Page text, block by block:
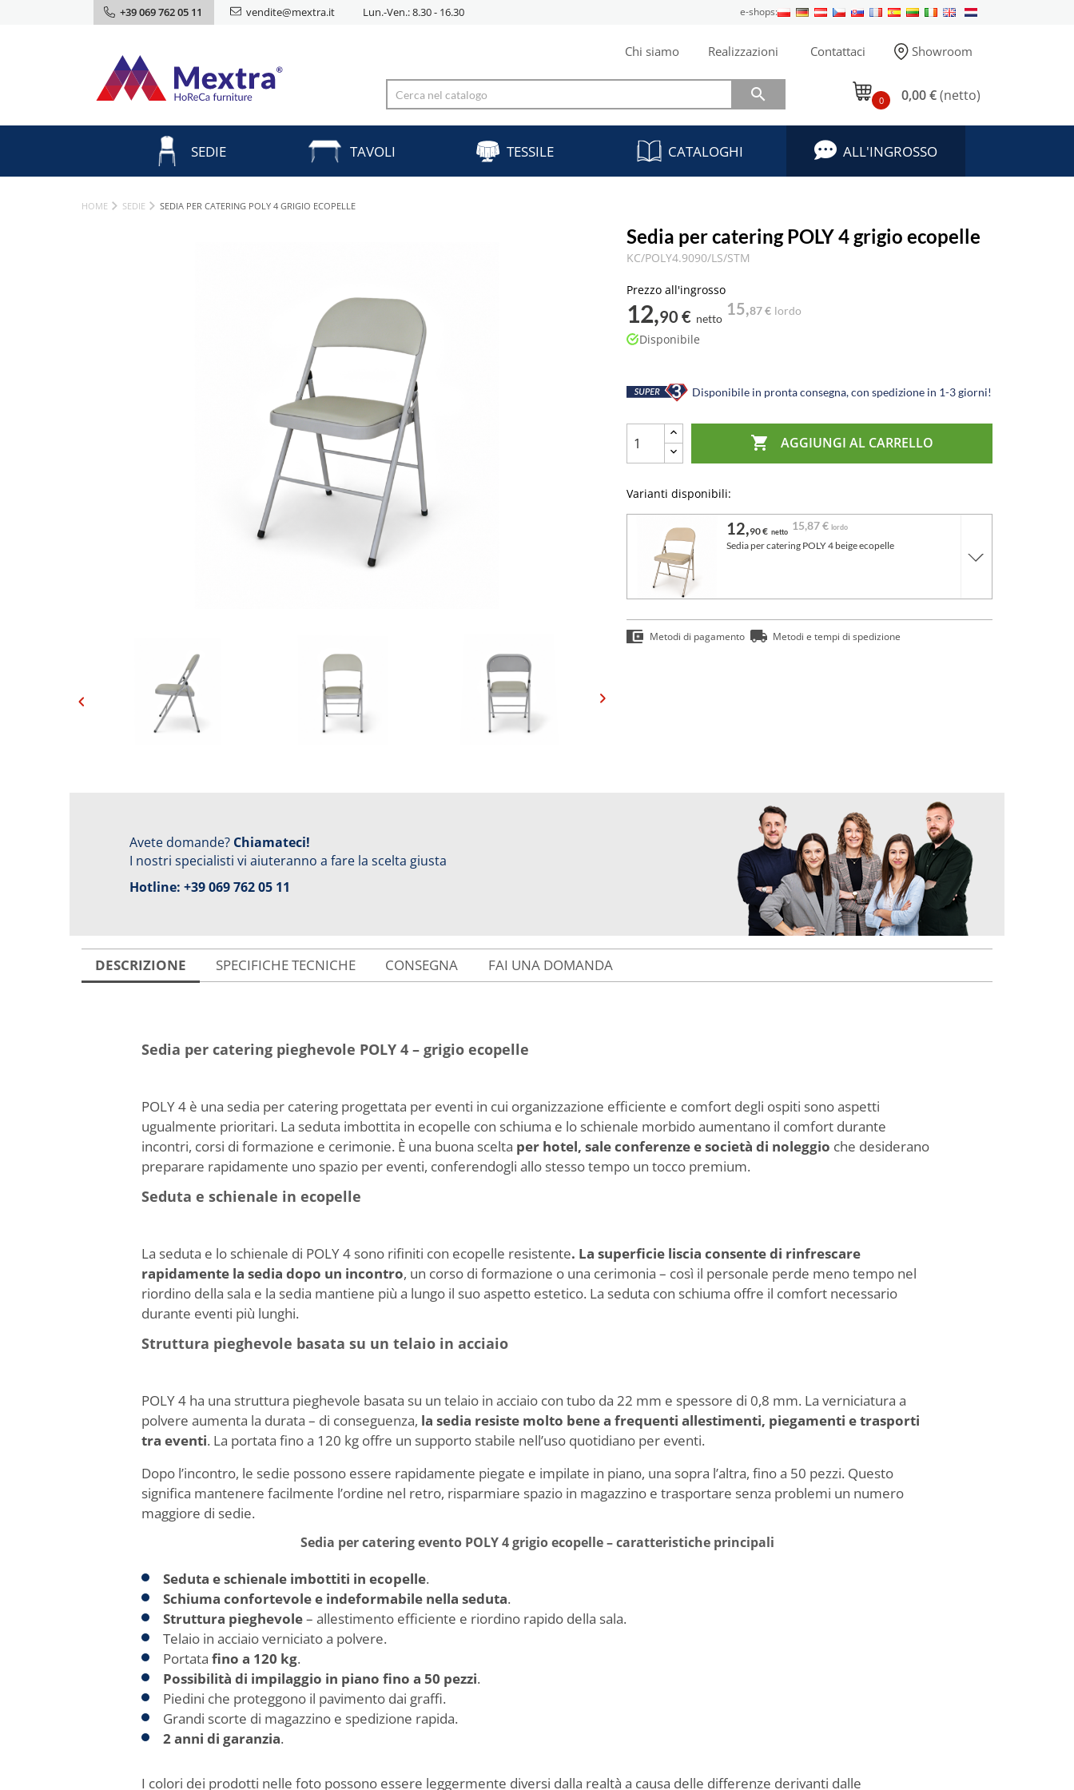
+39 069 762 05 11 vendite@mextra.it Lun.-Ven.: 8.30 - 16.30 e-shops:
Chi siamo Realizzazioni Contattaci Showroom
 0 0,00 €(netto)
SEDIE TAVOLI TESSILE CATALOGHI ALL'INGROSSO
HOME SEDIE SEDIA PER CATERING POLY 4 GRIGIO ECOPELLE
Sedia per catering POLY 4 grigio ecopelle
KC/POLY4.9090/LS/STM
Prezzo all'ingrosso
12,90 € netto
15,87 € lordo
Disponibile
Disponibile in pronta consegna, con spedizione in 1-3 giorni!
 AGGIUNGI AL CARRELLO
Varianti disponibili:
12,90 € netto 15,87 € lordo
Sedia per catering POLY 4 beige ecopelle
Metodi di pagamento Metodi e tempi di spedizione
Avete domande? Chiamateci!
I nostri specialisti vi aiuteranno a fare la scelta giusta
Hotline: +39 069 762 05 11
DESCRIZIONE SPECIFICHE TECNICHE CONSEGNA FAI UNA DOMANDA
Sedia per catering pieghevole POLY 4 – grigio ecopelle
POLY 4 è una sedia per catering progettata per eventi in cui organizzazione efficiente e comfort degli ospiti sono aspetti
ugualmente prioritari. La seduta imbottita in ecopelle con schiuma e lo schienale morbido aumentano il comfort durante
incontri, corsi di formazione e cerimonie. È una buona scelta per hotel, sale conferenze e società di noleggio che desiderano
preparare rapidamente uno spazio per eventi, conferendogli allo stesso tempo un tocco premium.
Seduta e schienale in ecopelle
La seduta e lo schienale di POLY 4 sono rifiniti con ecopelle resistente. La superficie liscia consente di rinfrescare
rapidamente la sedia dopo un incontro, un corso di formazione o una cerimonia – così il personale perde meno tempo nel
riordino della sala e la sedia mantiene più a lungo il suo aspetto estetico. La seduta con schiuma offre il comfort necessario
durante eventi più lunghi.
Struttura pieghevole basata su un telaio in acciaio
POLY 4 ha una struttura pieghevole basata su un telaio in acciaio con tubo da 22 mm e spessore di 0,8 mm. La verniciatura a
polvere aumenta la durata – di conseguenza, la sedia resiste molto bene a frequenti allestimenti, piegamenti e trasporti
tra eventi. La portata fino a 120 kg offre un supporto stabile nell’uso quotidiano per eventi.
Dopo l’incontro, le sedie possono essere rapidamente piegate e impilate in piano, una sopra l’altra, fino a 50 pezzi. Questo
significa mantenere facilmente l’ordine nel retro, risparmiare spazio in magazzino e trasportare senza problemi un numero
maggiore di sedie.
Sedia per catering evento POLY 4 grigio ecopelle – caratteristiche principali
Seduta e schienale imbottiti in ecopelle.
Schiuma confortevole e indeformabile nella seduta.
Struttura pieghevole– allestimento efficiente e riordino rapido della sala.
Telaio in acciaio verniciato a polvere.
Portata fino a 120 kg.
Possibilità di impilaggio in piano fino a 50 pezzi.
Piedini che proteggono il pavimento dai graffi.
Grandi scorte di magazzino e spedizione rapida.
2 anni di garanzia.
I colori dei prodotti nelle foto possono essere leggermente diversi dalla realtà a causa delle differenze derivanti dalle